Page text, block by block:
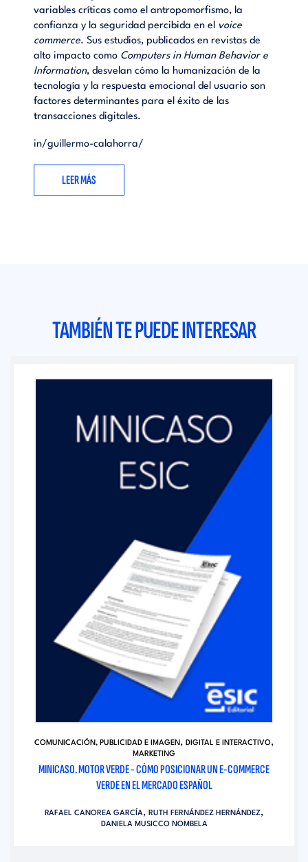
variables críticas como el antropomorfismo, la
confianza y la seguridad percibida en el voice
commerce. Sus estudios, publicados en revistas de
alto impacto como Computers in Human Behavior e
Information, desvelan cómo la humanización de la
tecnología y la respuesta emocional del usuario son
factores determinantes para el éxito de las
transacciones digitales.
in/guillermo-calahorra/
LEER MÁS
TAMBIÉN TE PUEDE INTERESAR
COMUNICACIÓN, PUBLICIDAD E IMAGEN, DIGITAL E INTERACTIVO,
MARKETING
MINICASO. MOTOR VERDE - CÓMO POSICIONAR UN E-COMMERCE
VERDE EN EL MERCADO ESPAÑOL
RAFAEL CANOREA GARCÍA, RUTH FERNÁNDEZ HERNÁNDEZ,
DANIELA MUSICCO NOMBELA